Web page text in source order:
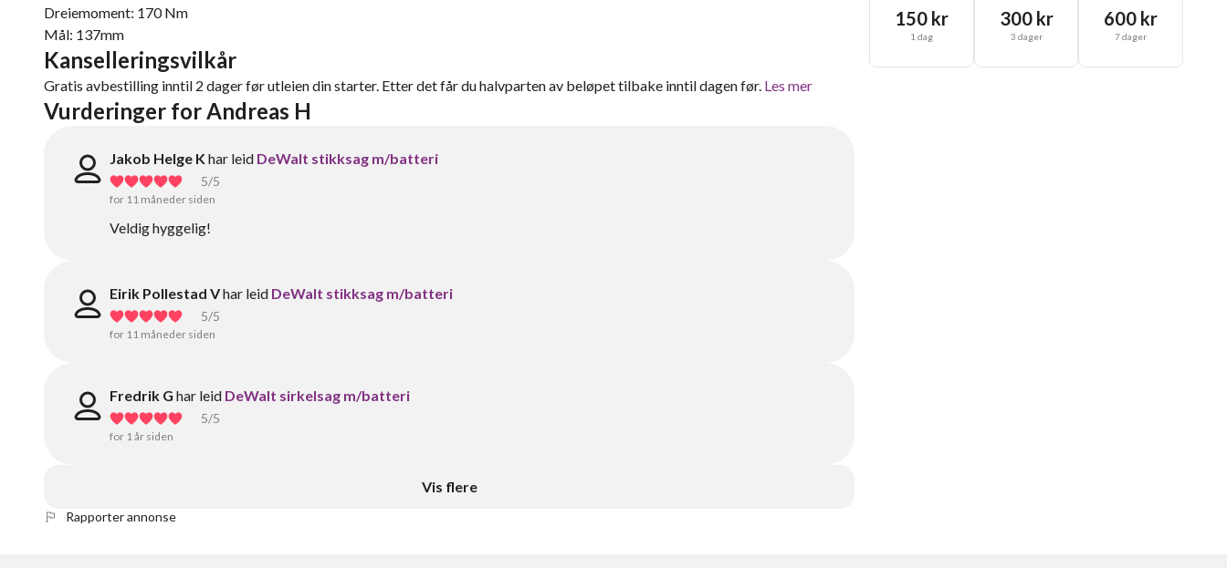
Dreiemoment: 170 Nm
Mål: 137mm
Kanselleringsvilkår
Gratis avbestilling inntil 2 dager før utleien din starter. Etter det får du halvparten av beløpet tilbake inntil dagen før. Les mer
Vurderinger for Andreas H
Jakob Helge K har leid DeWalt stikksag m/batteri
5/5
for 11 måneder siden
Veldig hyggelig!
Eirik Pollestad Vhar leid DeWalt stikksag m/batteri
5/5
for 11 måneder siden
Fredrik G har leid DeWalt sirkelsag m/batteri
5/5
for 1 år siden
Vis flere
150 kr
1 dag
300 kr
3 dager
600 kr
7 dager
Rapporter annonse